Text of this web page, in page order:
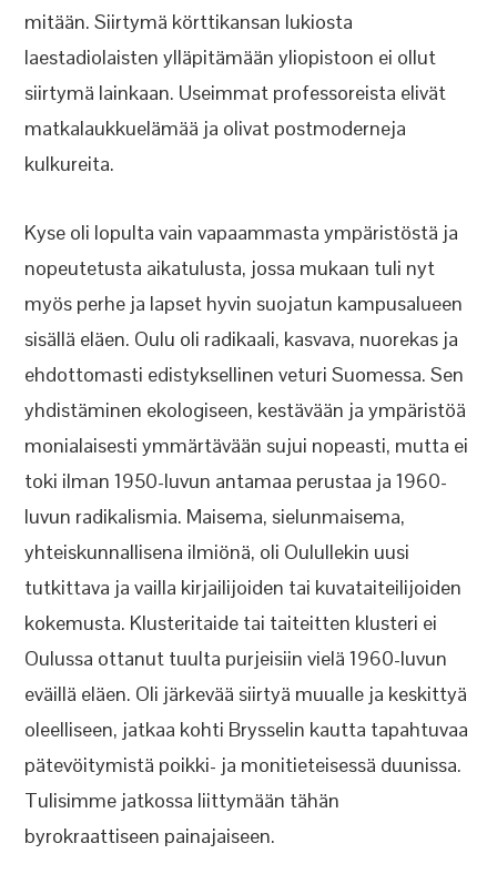
mitään. Siirtymä körttikansan lukiosta
laestadiolaisten ylläpitämään yliopistoon ei ollut
siirtymä lainkaan. Useimmat professoreista elivät
matkalaukkuelämää ja olivat postmoderneja
kulkureita.
Kyse oli lopulta vain vapaammasta ympäristöstä ja
nopeutetusta aikatulusta, jossa mukaan tuli nyt
myös perhe ja lapset hyvin suojatun kampusalueen
sisällä eläen. Oulu oli radikaali, kasvava, nuorekas ja
ehdottomasti edistyksellinen veturi Suomessa. Sen
yhdistäminen ekologiseen, kestävään ja ympäristöä
monialaisesti ymmärtävään sujui nopeasti, mutta ei
toki ilman 1950-luvun antamaa perustaa ja 1960-
luvun radikalismia. Maisema, sielunmaisema,
yhteiskunnallisena ilmiönä, oli Oulullekin uusi
tutkittava ja vailla kirjailijoiden tai kuvataiteilijoiden
kokemusta. Klusteritaide tai taiteitten klusteri ei
Oulussa ottanut tuulta purjeisiin vielä 1960-luvun
eväillä eläen. Oli järkevää siirtyä muualle ja keskittyä
oleelliseen, jatkaa kohti Brysselin kautta tapahtuvaa
pätevöitymistä poikki- ja monitieteisessä duunissa.
Tulisimme jatkossa liittymään tähän
byrokraattiseen painajaiseen.